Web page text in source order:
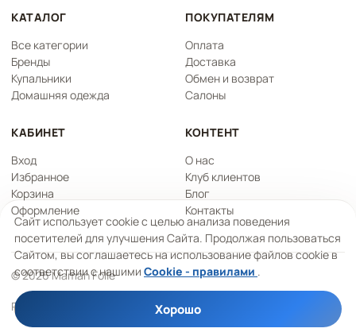
КАТАЛОГ
Все категории
Бренды
Купальники
Домашняя одежда
ПОКУПАТЕЛЯМ
Оплата
Доставка
Обмен и возврат
Салоны
КАБИНЕТ
Вход
Избранное
Корзина
Оформление
КОНТЕНТ
О нас
Клуб клиентов
Блог
Контакты
© 2026 Maman Folle
Работаем на платформе Qelk
Сайт использует cookie с целью анализа поведения
посетителей для улучшения Сайта. Продолжая пользоваться
Сайтом, вы соглашаетесь на использование файлов cookie в
соответствии с нашими Cookie - правилами .
Хорошо